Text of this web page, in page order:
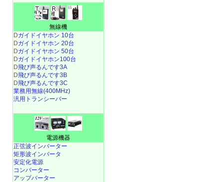
無線機
Dガイドイヤホン 10台
Dガイドイヤホン 20台
Dガイドイヤホン 50台
Dガイドイヤホン100台
D飛び声るんです3A
D飛び声るんです3B
D飛び声るんです3C
業務用無線(400MHz)
汎用トランシーバー
電源機器
正弦波インバーター
矩形波インバータ
安定化電源
コンバーター
アップバーター